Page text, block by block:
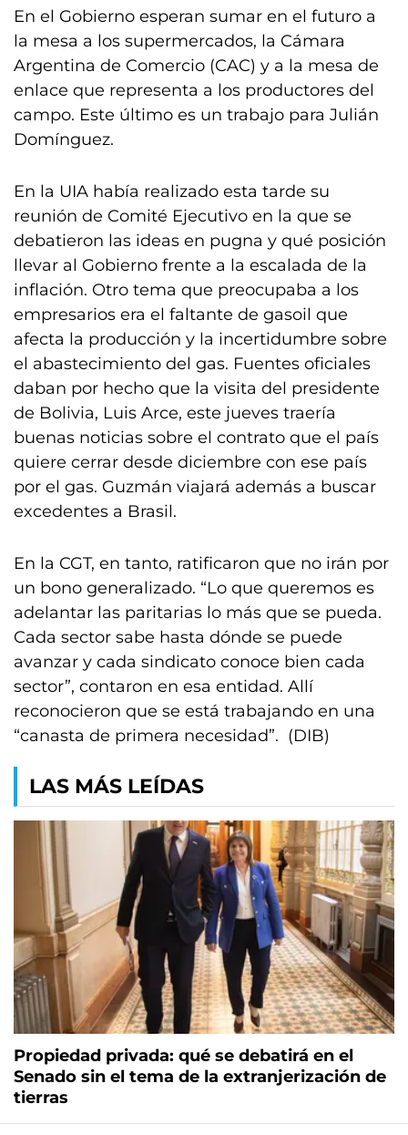
En el Gobierno esperan sumar en el futuro a
la mesa a los supermercados, la Cámara
Argentina de Comercio (CAC) y a la mesa de
enlace que representa a los productores del
campo. Este último es un trabajo para Julián
Domínguez.
En la UIA había realizado esta tarde su
reunión de Comité Ejecutivo en la que se
debatieron las ideas en pugna y qué posición
llevar al Gobierno frente a la escalada de la
inflación. Otro tema que preocupaba a los
empresarios era el faltante de gasoil que
afecta la producción y la incertidumbre sobre
el abastecimiento del gas. Fuentes oficiales
daban por hecho que la visita del presidente
de Bolivia, Luis Arce, este jueves traería
buenas noticias sobre el contrato que el país
quiere cerrar desde diciembre con ese país
por el gas. Guzmán viajará además a buscar
excedentes a Brasil.
En la CGT, en tanto, ratificaron que no irán por
un bono generalizado. “Lo que queremos es
adelantar las paritarias lo más que se pueda.
Cada sector sabe hasta dónde se puede
avanzar y cada sindicato conoce bien cada
sector”, contaron en esa entidad. Allí
reconocieron que se está trabajando en una
“canasta de primera necesidad”. (DIB)
LAS MÁS LEÍDAS
Propiedad privada: qué se debatirá en el
Senado sin el tema de la extranjerización de
tierras